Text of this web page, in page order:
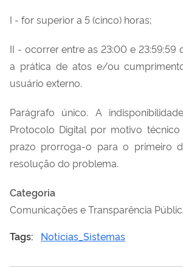
I - for superior a 5 (cinco) horas;
II - ocorrer entre as 23:00 e 23:59:59
a prática de atos e/ou
usuário externo.
Parágrafo único. A
Protocolo Digital por motivo
prazo prorroga-o para o primeiro
resolução do problema.
Categoria
Comunicações e Transparência
Tags:
Noticias_Sistemas